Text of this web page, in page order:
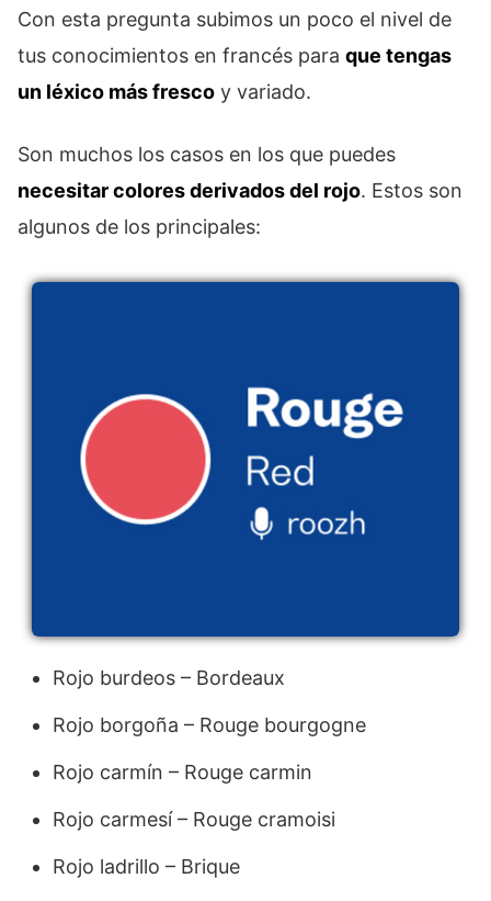
Con esta pregunta subimos un poco el nivel de
tus conocimientos en francés para que tengas
un léxico más fresco y variado.
Son muchos los casos en los que puedes
necesitar colores derivados del rojo. Estos son
algunos de los principales:
Rojo burdeos – Bordeaux
Rojo borgoña – Rouge bourgogne
Rojo carmín – Rouge carmin
Rojo carmesí – Rouge cramoisi
Rojo ladrillo – Brique